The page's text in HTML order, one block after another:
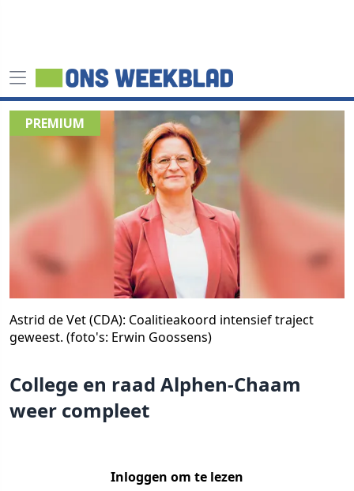
Astrid de Vet (CDA): Coalitieakoord intensief traject
geweest. (foto's: Erwin Goossens)
College en raad Alphen-Chaam
weer compleet
Inloggen om te lezen